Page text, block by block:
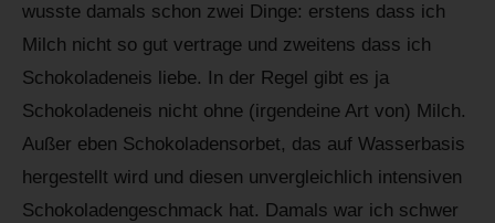
wusste damals schon zwei Dinge: erstens dass ich
Milch nicht so gut vertrage und zweitens dass ich
Schokoladeneis liebe. In der Regel gibt es ja
Schokoladeneis nicht ohne (irgendeine Art von) Milch.
Außer eben Schokoladensorbet, das auf Wasserbasis
hergestellt wird und diesen unvergleichlich intensiven
Schokoladengeschmack hat. Damals war ich schwer